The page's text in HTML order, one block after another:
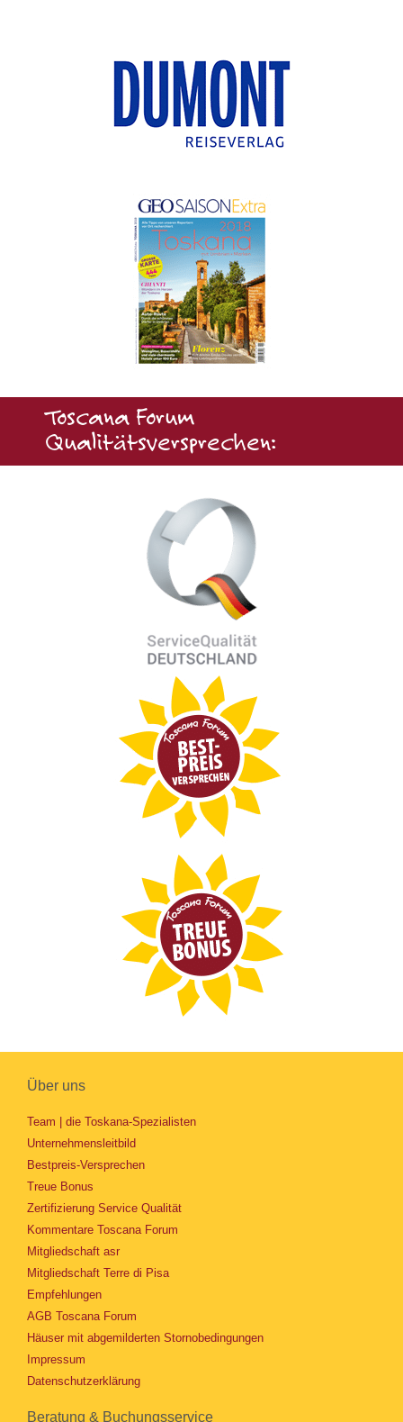
Toscana Forum
Qualitätsversprechen:
Über uns
Team | die Toskana-Spezialisten
Unternehmensleitbild
Bestpreis-Versprechen
Treue Bonus
Zertifizierung Service Qualität
Kommentare Toscana Forum
Mitgliedschaft asr
Mitgliedschaft Terre di Pisa
Empfehlungen
AGB Toscana Forum
Häuser mit abgemilderten Stornobedingungen
Impressum
Datenschutzerklärung
Beratung & Buchungsservice